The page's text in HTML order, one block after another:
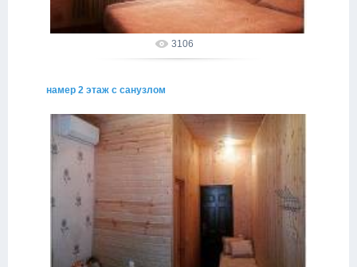
3106
намер 2 этаж с санузлом
02.05.2015
alakhadze